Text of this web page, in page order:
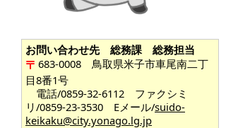
お問い合わせ先 総務課 総務担当
683-0008 鳥取県米子市車尾南二丁
目8番1号
電話/0859-32-6112 ファクシミ
リ/0859-23-3530 Eメール/suido-
keikaku@city.yonago.lg.jp